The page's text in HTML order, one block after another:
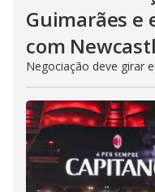
Guimarães e
com
Negociação deve girar